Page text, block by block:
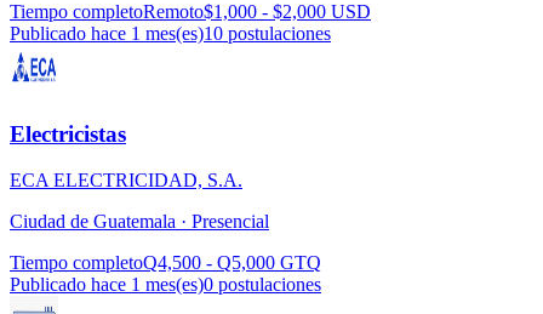
Tiempo completoRemoto$1,000 - $2,000 USD
Publicado hace 1 mes(es)10 postulaciones
Electricistas
ECA ELECTRICIDAD, S.A.
Ciudad de Guatemala · Presencial
Tiempo completoQ4,500 - Q5,000 GTQ
Publicado hace 1 mes(es)0 postulaciones